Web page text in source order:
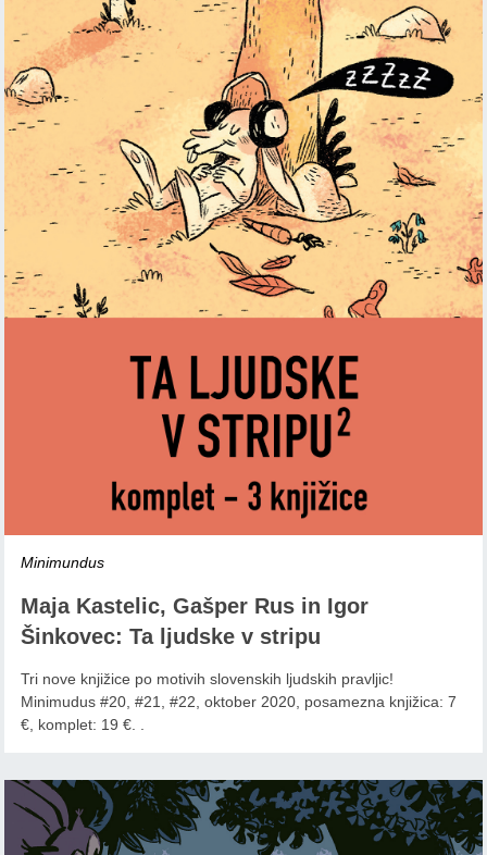
Minimundus
Maja Kastelic, Gašper Rus in Igor
Šinkovec: Ta ljudske v stripu
Tri nove knjižice po motivih slovenskih ljudskih pravljic!
Minimudus #20, #21, #22, oktober 2020, posamezna knjižica: 7
€, komplet: 19 €. .